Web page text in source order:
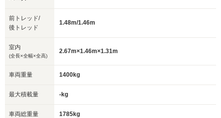
前トレッド/
後トレッド
1.48m/1.46m
室内
(全長×全幅×全高)
2.67m×1.46m×1.31m
車両重量 1400kg
最大積載量 -kg
車両総重量 1785kg